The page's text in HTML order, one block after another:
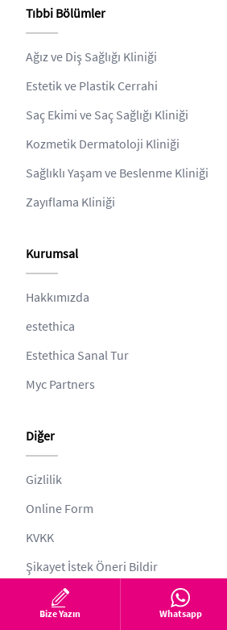
Tıbbi Bölümler
Ağız ve Diş Sağlığı Kliniği
Estetik ve Plastik Cerrahi
Saç Ekimi ve Saç Sağlığı Kliniği
Kozmetik Dermatoloji Kliniği
Sağlıklı Yaşam ve Beslenme Kliniği
Zayıflama Kliniği
Kurumsal
Hakkımızda
estethica
Estethica Sanal Tur
Myc Partners
Diğer
Gizlilik
Online Form
KVKK
Şikayet İstek Öneri Bildir
Web ve Tıbbi Yayın Kurulu
Bize Yazın Whatsapp